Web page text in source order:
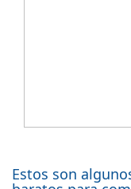
Estos son